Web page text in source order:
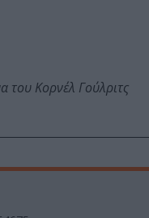
του Κορνέλ Γούλριτς